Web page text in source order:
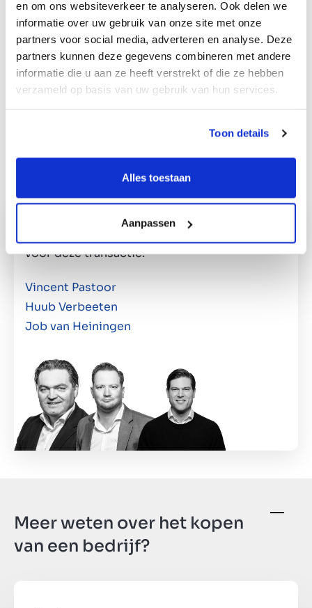
en om ons websiteverkeer te analyseren. Ook delen we
informatie over uw gebruik van onze site met onze
partners voor social media, adverteren en analyse. Deze
partners kunnen deze gegevens combineren met andere
informatie die u aan ze heeft verstrekt of die ze hebben
verzameld op basis van uw gebruik van hun services.
Toon details
Alles toestaan
Aanpassen
Overnames: “De HPI Group verdiept zich nu op
niches die commercieel interessant zijn. Klanten
in de kunststofindustrie hebben vaak creatieve
ideeën, maar niet de kennis en kunde om een
product ook daadwerkelijk op grote schaal te
produceren.” Het management team van de HPI
Lubbers (COO) en Rene van de Pot (CFO).
voor deze transactie:
Vincent Pastoor
Huub Verbeeten
Job van Heiningen
Meer weten over het kopen
van een bedrijf?